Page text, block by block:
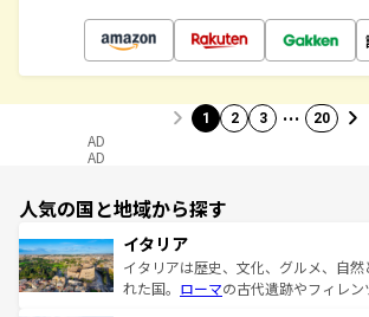
1 2 3 … 20
AD
AD
人気の国と地域から探す
イタリア
イタリアは歴史、文化、グルメ、自
れた国。 ローマの古代遺跡やフィレ